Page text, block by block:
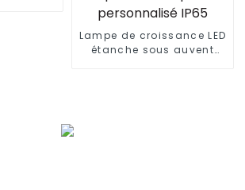
Lampe de croissance LED
étanche sous auvent